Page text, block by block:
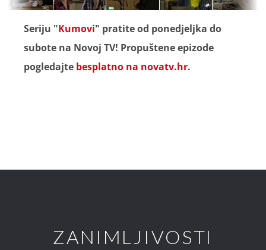
Seriju "Kumovi" pratite od ponedjeljka do
subote na Novoj TV! Propuštene epizode
pogledajte besplatno na novatv.hr.
ZANIMLJIVOSTI